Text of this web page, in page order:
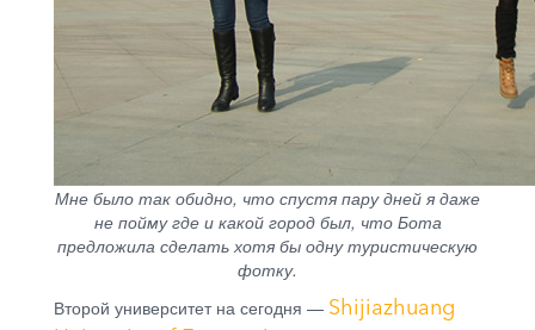
Мне было так обидно, что спустя пару дней я даже
не пойму где и какой город был, что Бота
предложила сделать хотя бы одну туристическую
фотку.
Второй университет на сегодня — Shijiazhuang